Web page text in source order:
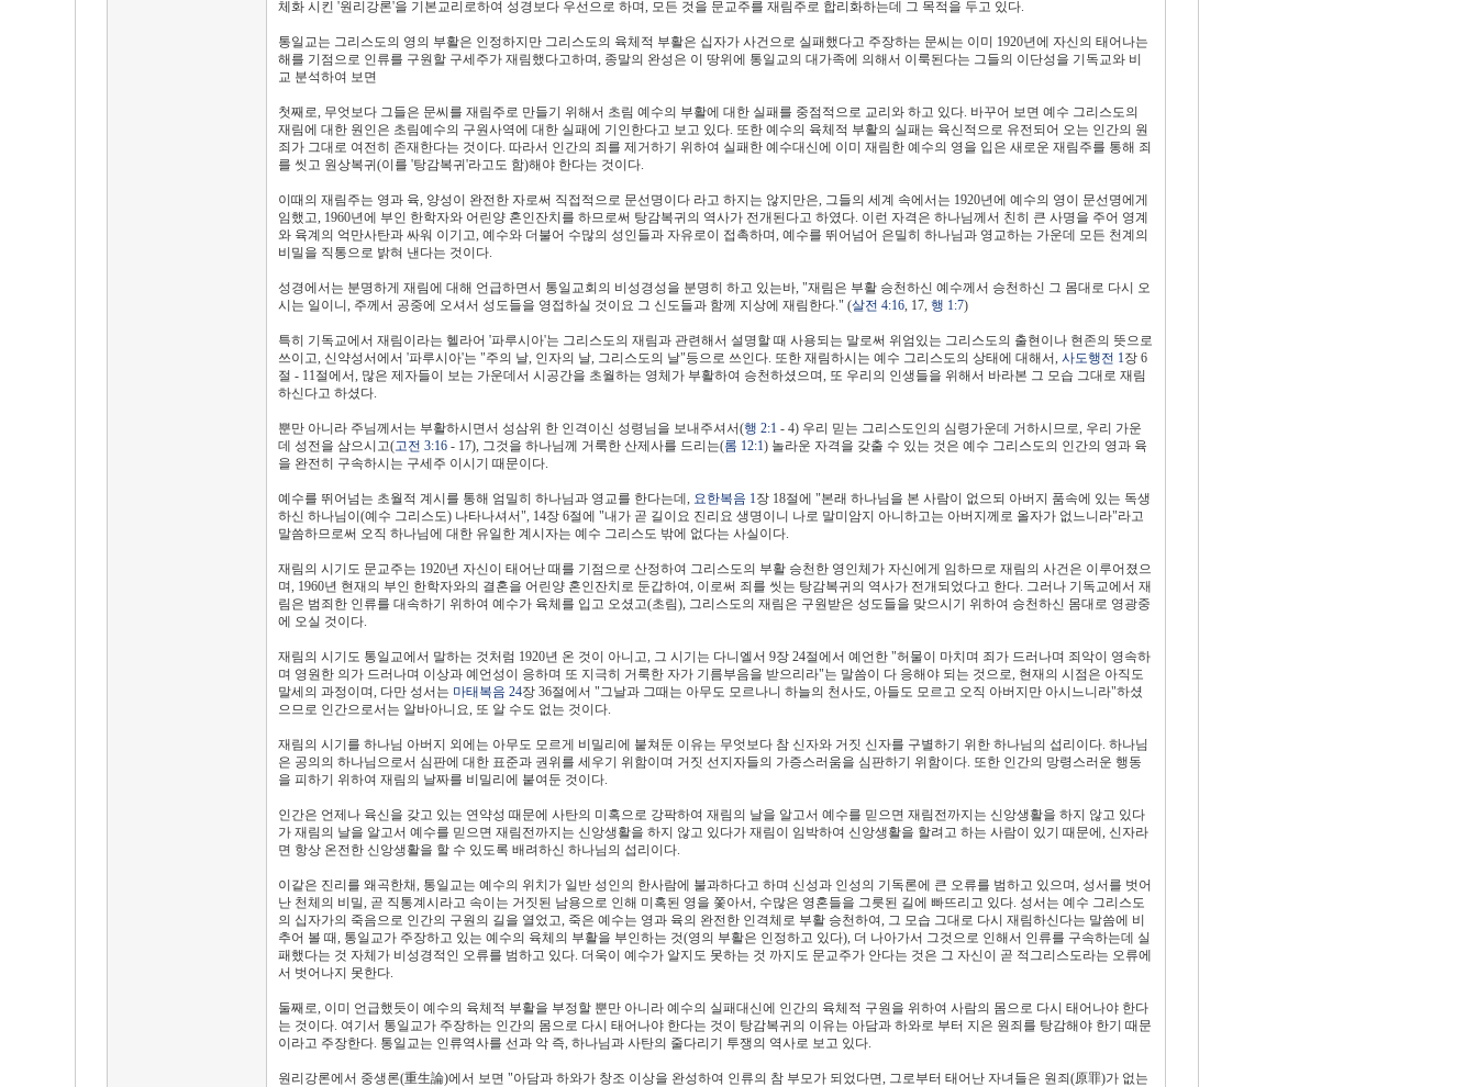
체화 시킨 '원리강론'을 기본교리로하여 성경보다 우선으로 하며, 모든 것을 문교주를 재림주로 합리화하는데 그 목적을 두고 있다.
통일교는 그리스도의 영의 부활은 인정하지만 그리스도의 육체적 부활은 십자가 사건으로 실패했다고 주장하는 문씨는 이미 1920년에 자신의 태어나는
해를 기점으로 인류를 구원할 구세주가 재림했다고하며, 종말의 완성은 이 땅위에 통일교의 대가족에 의해서 이룩된다는 그들의 이단성을 기독교와 비
교 분석하여 보면
첫째로, 무엇보다 그들은 문씨를 재림주로 만들기 위해서 초림 예수의 부활에 대한 실패를 중점적으로 교리와 하고 있다. 바꾸어 보면 예수 그리스도의
재림에 대한 원인은 초림예수의 구원사역에 대한 실패에 기인한다고 보고 있다. 또한 예수의 육체적 부활의 실패는 육신적으로 유전되어 오는 인간의 원
죄가 그대로 여전히 존재한다는 것이다. 따라서 인간의 죄를 제거하기 위하여 실패한 예수대신에 이미 재림한 예수의 영을 입은 새로운 재림주를 통해 죄
를 씻고 원상복귀(이를 '탕감복귀'라고도 함)해야 한다는 것이다.
이때의 재림주는 영과 육, 양성이 완전한 자로써 직접적으로 문선명이다 라고 하지는 않지만은, 그들의 세계 속에서는 1920년에 예수의 영이 문선명에게
임했고, 1960년에 부인 한학자와 어린양 혼인잔치를 하므로써 탕감복귀의 역사가 전개된다고 하였다. 이런 자격은 하나님께서 친히 큰 사명을 주어 영계
와 육계의 억만사탄과 싸워 이기고, 예수와 더불어 수많의 성인들과 자유로이 접촉하며, 예수를 뛰어넘어 은밀히 하나님과 영교하는 가운데 모든 천계의
비밀을 직통으로 밝혀 낸다는 것이다.
성경에서는 분명하게 재림에 대해 언급하면서 통일교회의 비성경성을 분명히 하고 있는바, "재림은 부활 승천하신 예수께서 승천하신 그 몸대로 다시 오
시는 일이니, 주께서 공중에 오셔서 성도들을 영접하실 것이요 그 신도들과 함께 지상에 재림한다." (살전 4:16, 17, 행 1:7)
특히 기독교에서 재림이라는 헬라어 '파루시아'는 그리스도의 재림과 관련해서 설명할 때 사용되는 말로써 위엄있는 그리스도의 출현이나 현존의 뜻으로
쓰이고, 신약성서에서 '파루시아'는 "주의 날, 인자의 날, 그리스도의 날"등으로 쓰인다. 또한 재림하시는 예수 그리스도의 상태에 대해서, 사도행전 1장 6
절 - 11절에서, 많은 제자들이 보는 가운데서 시공간을 초월하는 영체가 부활하여 승천하셨으며, 또 우리의 인생들을 위해서 바라본 그 모습 그대로 재림
하신다고 하셨다.
뿐만 아니라 주님께서는 부활하시면서 성삼위 한 인격이신 성령님을 보내주셔서(행 2:1 - 4) 우리 믿는 그리스도인의 심령가운데 거하시므로, 우리 가운
데 성전을 삼으시고(고전 3:16 - 17), 그것을 하나님께 거룩한 산제사를 드리는(롬 12:1) 놀라운 자격을 갖출 수 있는 것은 예수 그리스도의 인간의 영과 육
을 완전히 구속하시는 구세주 이시기 때문이다.
예수를 뛰어넘는 초월적 계시를 통해 엄밀히 하나님과 영교를 한다는데, 요한복음 1장 18절에 "본래 하나님을 본 사람이 없으되 아버지 품속에 있는 독생
하신 하나님이(예수 그리스도) 나타나셔서", 14장 6절에 "내가 곧 길이요 진리요 생명이니 나로 말미암지 아니하고는 아버지께로 올자가 없느니라"라고
말씀하므로써 오직 하나님에 대한 유일한 계시자는 예수 그리스도 밖에 없다는 사실이다.
재림의 시기도 문교주는 1920년 자신이 태어난 때를 기점으로 산정하여 그리스도의 부활 승천한 영인체가 자신에게 임하므로 재림의 사건은 이루어졌으
며, 1960년 현재의 부인 한학자와의 결혼을 어린양 혼인잔치로 둔갑하여, 이로써 죄를 씻는 탕감복귀의 역사가 전개되었다고 한다. 그러나 기독교에서 재
림은 범죄한 인류를 대속하기 위하여 예수가 육체를 입고 오셨고(초림), 그리스도의 재림은 구원받은 성도들을 맞으시기 위하여 승천하신 몸대로 영광중
에 오실 것이다.
재림의 시기도 통일교에서 말하는 것처럼 1920년 온 것이 아니고, 그 시기는 다니엘서 9장 24절에서 예언한 "허물이 마치며 죄가 드러나며 죄악이 영속하
며 영원한 의가 드러나며 이상과 예언성이 응하며 또 지극히 거룩한 자가 기름부음을 받으리라"는 말씀이 다 응해야 되는 것으로, 현재의 시점은 아직도
말세의 과정이며, 다만 성서는 마태복음 24장 36절에서 "그날과 그때는 아무도 모르나니 하늘의 천사도, 아들도 모르고 오직 아버지만 아시느니라"하셨
으므로 인간으로서는 알바아니요, 또 알 수도 없는 것이다.
재림의 시기를 하나님 아버지 외에는 아무도 모르게 비밀리에 붙쳐둔 이유는 무엇보다 참 신자와 거짓 신자를 구별하기 위한 하나님의 섭리이다. 하나님
은 공의의 하나님으로서 심판에 대한 표준과 권위를 세우기 위함이며 거짓 선지자들의 가증스러움을 심판하기 위함이다. 또한 인간의 망령스러운 행동
을 피하기 위하여 재림의 날짜를 비밀리에 붙여둔 것이다.
인간은 언제나 육신을 갖고 있는 연약성 때문에 사탄의 미혹으로 강팍하여 재림의 날을 알고서 예수를 믿으면 재림전까지는 신앙생활을 하지 않고 있다
가 재림의 날을 알고서 예수를 믿으면 재림전까지는 신앙생활을 하지 않고 있다가 재림이 임박하여 신앙생활을 할려고 하는 사람이 있기 때문에, 신자라
면 항상 온전한 신앙생활을 할 수 있도록 배려하신 하나님의 섭리이다.
이같은 진리를 왜곡한채, 통일교는 예수의 위치가 일반 성인의 한사람에 불과하다고 하며 신성과 인성의 기독론에 큰 오류를 범하고 있으며, 성서를 벗어
난 천체의 비밀, 곧 직통계시라고 속이는 거짓된 남용으로 인해 미혹된 영을 쫓아서, 수많은 영혼들을 그릇된 길에 빠뜨리고 있다. 성서는 예수 그리스도
의 십자가의 죽음으로 인간의 구원의 길을 열었고, 죽은 예수는 영과 육의 완전한 인격체로 부활 승천하여, 그 모습 그대로 다시 재림하신다는 말씀에 비
추어 볼 때, 통일교가 주장하고 있는 예수의 육체의 부활을 부인하는 것(영의 부활은 인정하고 있다), 더 나아가서 그것으로 인해서 인류를 구속하는데 실
패했다는 것 자체가 비성경적인 오류를 범하고 있다. 더욱이 예수가 알지도 못하는 것 까지도 문교주가 안다는 것은 그 자신이 곧 적그리스도라는 오류에
서 벗어나지 못한다.
둘째로, 이미 언급했듯이 예수의 육체적 부활을 부정할 뿐만 아니라 예수의 실패대신에 인간의 육체적 구원을 위하여 사람의 몸으로 다시 태어나야 한다
는 것이다. 여기서 통일교가 주장하는 인간의 몸으로 다시 태어나야 한다는 것이 탕감복귀의 이유는 아담과 하와로 부터 지은 원죄를 탕감해야 한기 때문
이라고 주장한다. 통일교는 인류역사를 선과 악 즉, 하나님과 사탄의 줄다리기 투쟁의 역사로 보고 있다.
원리강론에서 중생론(重生論)에서 보면 "아담과 하와가 창조 이상을 완성하여 인류의 참 부모가 되었다면, 그로부터 태어난 자녀들은 원죄(原罪)가 없는